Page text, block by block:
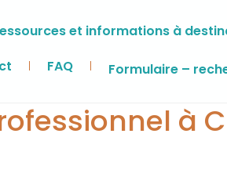
et informations à
FAQ Formulaire –
à